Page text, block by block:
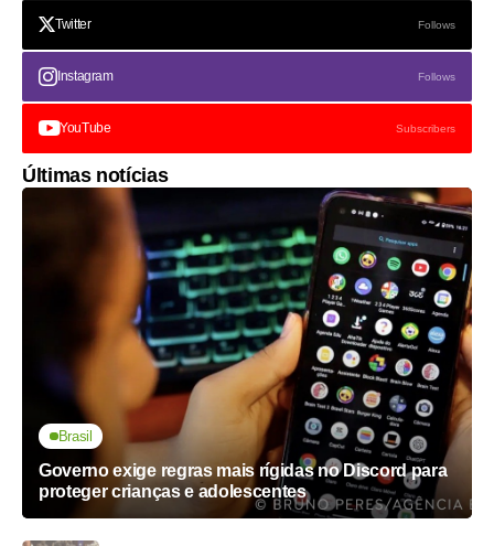
Twitter Follows
Instagram Follows
YouTube Subscribers
Últimas notícias
Brasil
Governo exige regras mais rígidas no Discord para
proteger crianças e adolescentes